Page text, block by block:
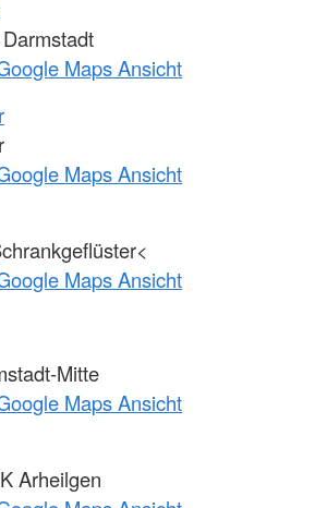
Maps Ansicht
Maps Ansicht
Maps Ansicht
Mitte
Maps Ansicht
Arheilgen